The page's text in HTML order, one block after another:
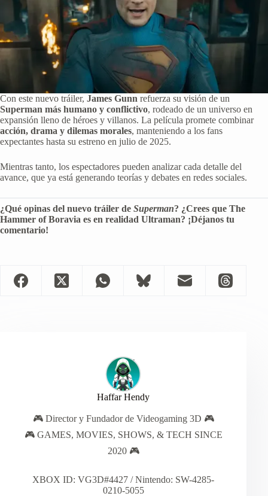
Con este nuevo tráiler, James Gunn refuerza su visión de un
Superman más humano y conflictivo, rodeado de un universo en
expansión lleno de héroes y villanos. La película promete combinar
acción, drama y dilemas morales, manteniendo a los fans
expectantes hasta su estreno en julio de 2025.
Mientras tanto, los espectadores pueden analizar cada detalle del
avance, que ya está generando teorías y debates en redes sociales.
¿Qué opinas del nuevo tráiler de Superman? ¿Crees que The
Hammer of Boravia es en realidad Ultraman? ¡Déjanos tu
comentario!
Haffar Hendy
🎮 Director y Fundador de Videogaming 3D 🎮
🎮 GAMES, MOVIES, SHOWS, & TECH SINCE
2020 🎮
XBOX ID: VG3D#4427 / Nintendo: SW-4285-
0210-5055